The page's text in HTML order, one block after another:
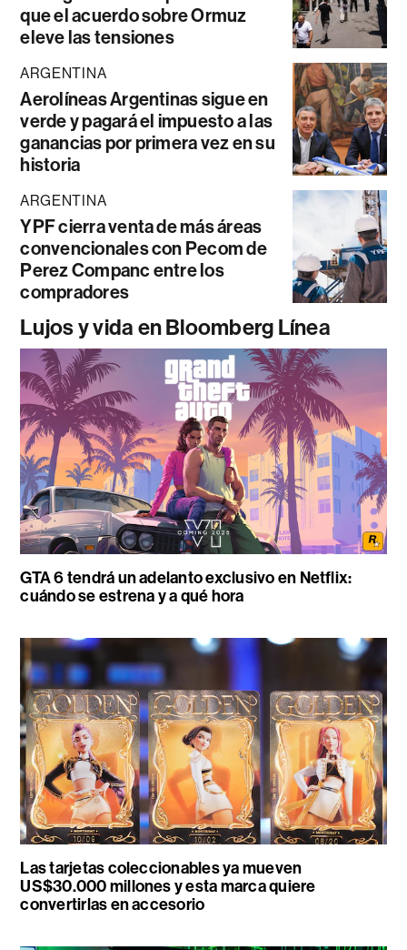
que el acuerdo sobre Ormuz
eleve las tensiones
ARGENTINA
Aerolíneas Argentinas sigue en
verde y pagará el impuesto a las
ganancias por primera vez en su
historia
ARGENTINA
YPF cierra venta de más áreas
convencionales con Pecom de
Perez Companc entre los
compradores
Lujos y vida en Bloomberg Línea
GTA 6 tendrá un adelanto exclusivo en Netflix:
cuándo se estrena y a qué hora
Las tarjetas coleccionables ya mueven
US$30.000 millones y esta marca quiere
convertirlas en accesorio